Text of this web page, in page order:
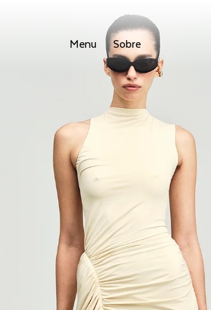
Menu Sobre